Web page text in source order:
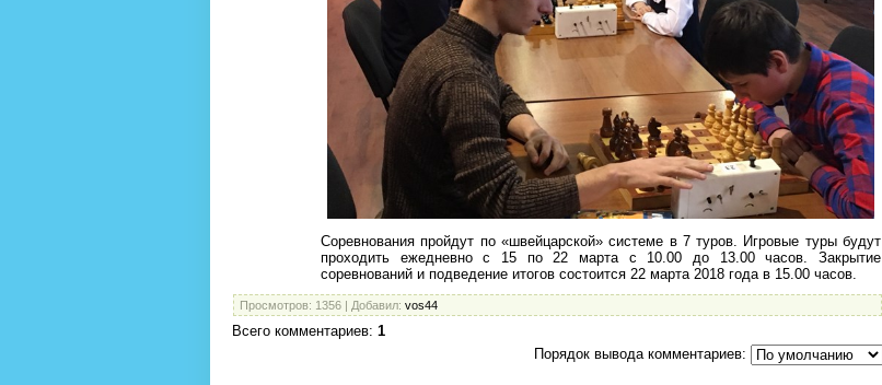
Соревнования пройдут по «швейцарской» системе в 7 туров. Игровые туры будут
проходить ежедневно с 15 по 22 марта с 10.00 до 13.00 часов. Закрытие
соревнований и подведение итогов состоится 22 марта 2018 года в 15.00 часов.
Просмотров: 1356 | Добавил: vos44
Всего комментариев: 1
Порядок вывода комментариев: